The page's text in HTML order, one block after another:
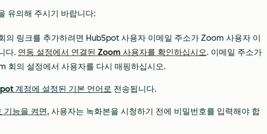
유의해 주시기 바랍니다:
의 링크를 추가하려면 HubSpot 사용자 이메일 주소가 Zoom 사용자 이
다. 연동 설정에서 연결된 Zoom 사용자를 확인하십시오. 이메일 주소가
회의 설정에서 사용자를 다시 매핑하십시오.
계정에 설정된 기본 언어로 전송됩니다.
기능을 켜면, 사용자는 녹화본을 시청하기 전에 비밀번호를 입력해야 합